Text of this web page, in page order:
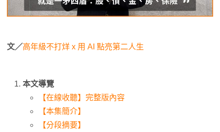
文／高年級不打烊 x 用 AI 點亮第二人生
本文導覽
【在線收聽】完整版內容
【本集簡介】
【分段摘要】